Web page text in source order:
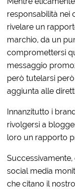
responsabilità
rivelare un
marchio, da un
compromettersi
messaggio
però tutelarsi
aggiunta alle
Innanzitutto i
rivolgersi a
loro un rapporto
social media
che citano il